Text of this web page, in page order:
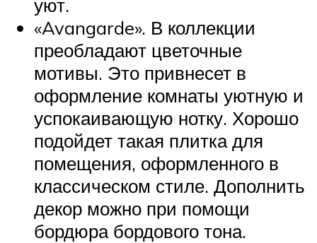
уют.
«Avangarde». В коллекции
преобладают цветочные
мотивы. Это привнесет в
оформление комнаты уютную и
успокаивающую нотку. Хорошо
подойдет такая плитка для
помещения, оформленного в
классическом стиле. Дополнить
декор можно при помощи
бордюра бордового тона.